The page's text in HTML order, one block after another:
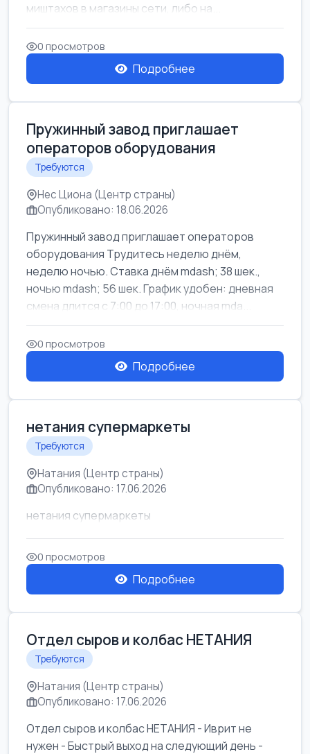
миштахов в магазины сети, либо на...
0 просмотров
Подробнее
Пружинный завод приглашает
операторов оборудования
Требуются
Нес Циона (Центр страны)
Опубликовано: 18.06.2026
Пружинный завод приглашает операторов
оборудования Трудитесь неделю днём,
неделю ночью. Ставка днём mdash; 38 шек.,
ночью mdash; 56 шек. График удобен: дневная
смена длится с 7:00 до 17:00, ночная mda...
0 просмотров
Подробнее
нетания супермаркеты
Требуются
Натания (Центр страны)
Опубликовано: 17.06.2026
нетания супермаркеты
0 просмотров
Подробнее
Отдел сыров и колбас НЕТАНИЯ
Требуются
Натания (Центр страны)
Опубликовано: 17.06.2026
Отдел сыров и колбас НЕТАНИЯ - Иврит не
нужен - Быстрый выход на следующий день -